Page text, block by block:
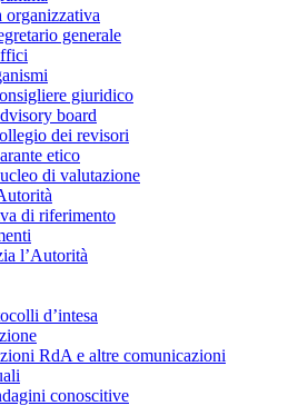
organizzativa
generale
giuridico
board
dei revisori
etico
di valutazione
di riferimento
l’Autorità
d’intesa
RdA e altre comunicazioni
conoscitive